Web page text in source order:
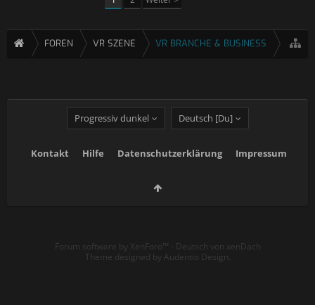
FOREN VR SZENE VR BRANCHE & BUSINESS
Progressiv dunkel Deutsch [Du]
Kontakt Hilfe Datenschutzerklärung Impressum
Forum software by XenForo™ - Deutsch von xenDach
Theme designed by Audentio Design.